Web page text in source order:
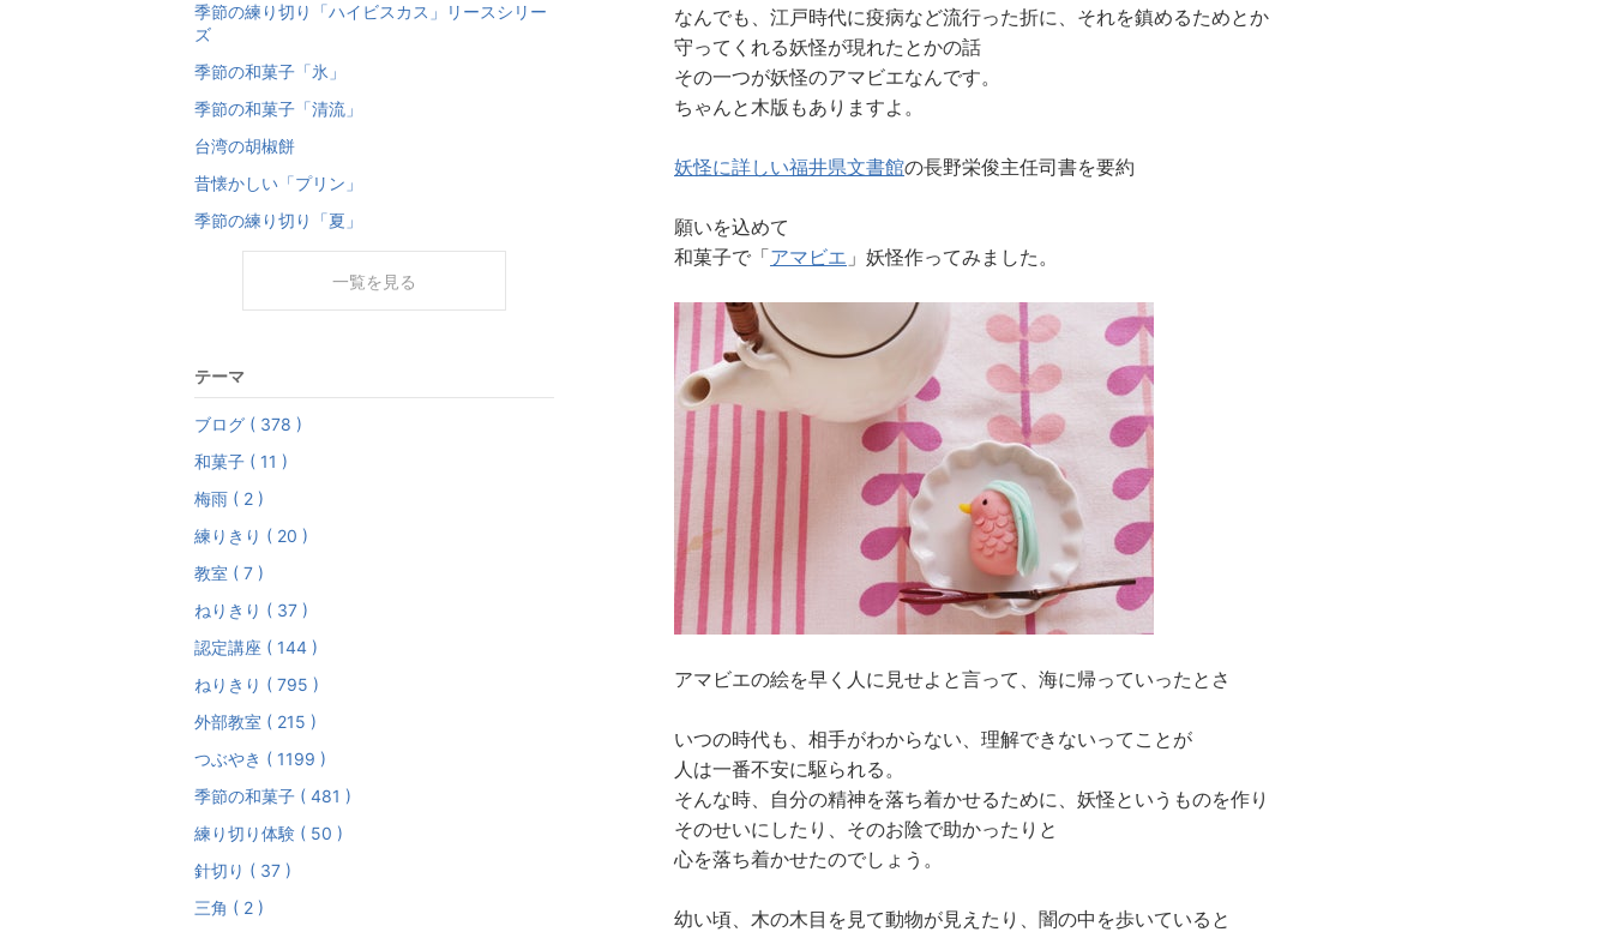
なんでも、江戸時代に疫病など流行った折に、それを鎮めるためとか
守ってくれる妖怪が現れたとかの話
その一つが妖怪のアマビエなんです。
ちゃんと木版もありますよ。
妖怪に詳しい福井県文書館の長野栄俊主任司書を要約
願いを込めて
和菓子で「アマビエ 」妖怪作ってみました。
アマビエの絵を早く人に見せよと言って、海に帰っていったとさ
いつの時代も、相手がわからない、理解できないってことが
人は一番不安に駆られる。
そんな時、自分の精神を落ち着かせるために、妖怪というものを作り
そのせいにしたり、そのお陰で助かったりと
心を落ち着かせたのでしょう。
幼い頃、木の木目を見て動物が見えたり、闇の中を歩いていると
季節の練り切り「ハイビスカス」リースシリー
ズ
季節の和菓子「氷」
季節の和菓子「清流」
台湾の胡椒餅
昔懐かしい「プリン」
季節の練り切り「夏」
一覧を見る
テーマ
ブログ ( 378 )
和菓子 ( 11 )
梅雨 ( 2 )
練りきり ( 20 )
教室 ( 7 )
ねりきり ( 37 )
認定講座 ( 144 )
ねりきり ( 795 )
外部教室 ( 215 )
つぶやき ( 1199 )
季節の和菓子 ( 481 )
練り切り体験 ( 50 )
針切り ( 37 )
三角 ( 2 )